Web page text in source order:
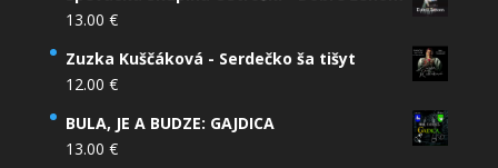
13.00 €
Zuzka Kuščáková - Serdečko ša tišyt
12.00 €
BULA, JE A BUDZE: GAJDICA
13.00 €